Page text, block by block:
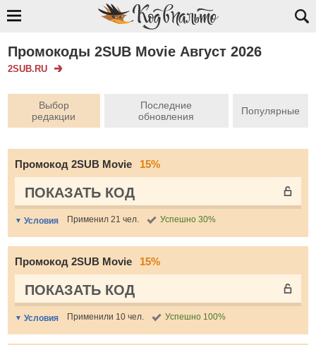
Промокоды 2SUB Movie Август 2026
2SUB.RU
Выбор
редакции
Последние
обновления
Популярные
Промокод 2SUB Movie 15%
ПОКАЗАТЬ КОД
Условия Применил 21 чел. Успешно 30%
Промокод 2SUB Movie 15%
ПОКАЗАТЬ КОД
Условия Применили 10 чел. Успешно 100%